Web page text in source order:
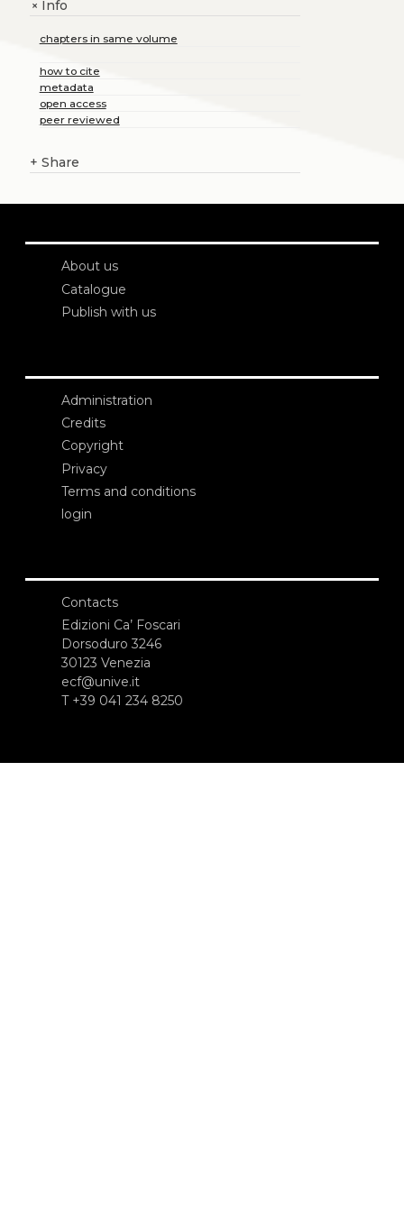
+Info
chapters in same volume
how to cite
metadata
open access
peer reviewed
+ Share
About us
Catalogue
Publish with us
Administration
Credits
Copyright
Privacy
Terms and conditions
login
Contacts
Edizioni Ca’ Foscari
Dorsoduro 3246
30123 Venezia
ecf@unive.it
T +39 041 234 8250